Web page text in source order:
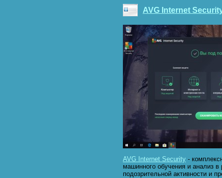
AVG Internet
AVG Internet Security -
машинного обучения и анализ
подозрительной активности и